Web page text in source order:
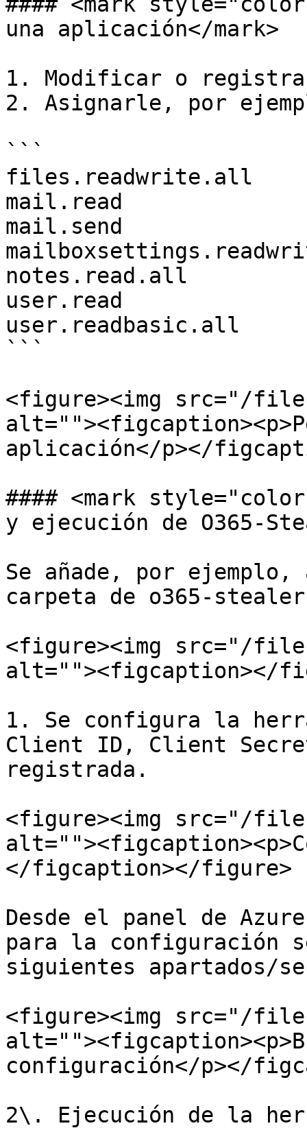
una aplicación</mark>
1. Modificar o
2. Asignarle, por
```
files.readwrite.all
mail.read
mail.send
notes.read.all
user.read
user.readbasic.all
```
<figure><img src="/files/
aplicación</p></
#### <mark
y ejecución de O365-
Se añade, por
carpeta de o365-
<figure><img src="/files/
alt=""><figcaption></
1. Se configura la
Client ID, Client
registrada.
<figure><img src="/
</figcaption></figure>
Desde el panel de
para la configuración
siguientes apartados/
<figure><img src="/files/
configuración</p></
2\. Ejecución de la